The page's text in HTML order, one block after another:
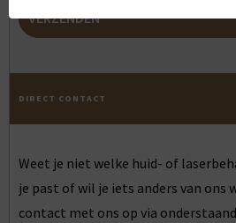
VERZENDEN
DIRECT CONTACT
Weet je niet welke huid- of
je past of wil je iets anders van ons
contact met ons op via